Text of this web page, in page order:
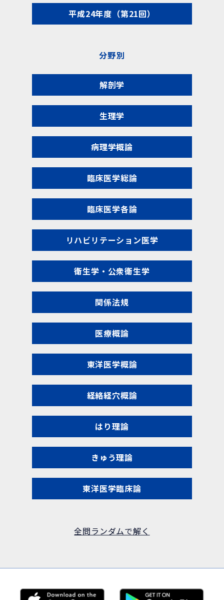
平成24年度（第21回）
分野別
解剖学
生理学
病理学概論
臨床医学総論
臨床医学各論
リハビリテーション医学
衛生学・公衆衛生学
関係法規
医療概論
東洋医学概論
経絡経穴概論
はり理論
きゅう理論
東洋医学臨床論
全問ランダムで解く